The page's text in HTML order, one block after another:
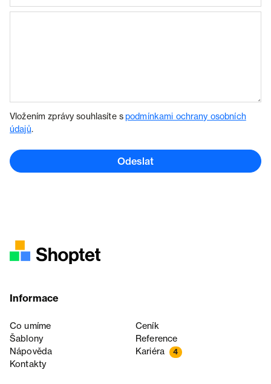
Vložením zprávy souhlasíte spodmínkami ochrany osobních
údajů.
Odeslat
Informace
Co umíme
Ceník
Šablony
Reference
Nápověda
Kariéra 4
Kontakty